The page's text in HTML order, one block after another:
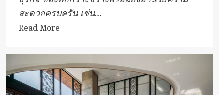
สะดวกครบครัน เช่น...
Read MoreRead
about
พี-
พาร์
ค